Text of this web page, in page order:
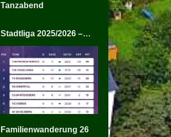
Tanzabend
Stadtliga 2025/2026 – TV Rüggeberg Mixed
Familienwanderung 26